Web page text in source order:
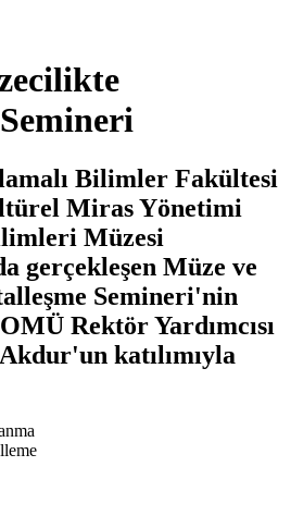
Bilimler Fakültesi
Miras Yönetimi
Müzesi
gerçekleşen Müze ve
Semineri'nin
Rektör Yardımcısı
katılımıyla